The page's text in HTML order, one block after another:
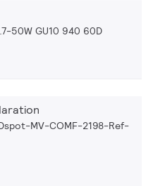
50W GU10 940 60D
MV-COMF-2198-Ref-